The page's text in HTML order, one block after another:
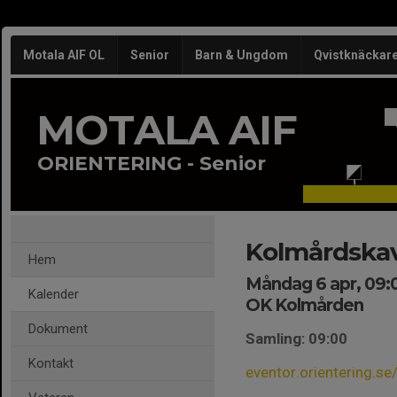
Motala AIF OL Senior Barn & Ungdom
MOTALA AIF
ORIENTERING - Senior
Hem
Kalender
Dokument
Kontakt
Måndag 6 apr,
OK Kolmården
Samling: 09:00